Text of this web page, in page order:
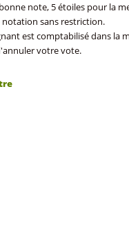
note, 5 étoiles pour la
sans restriction.
est comptabilisé dans la
votre vote.